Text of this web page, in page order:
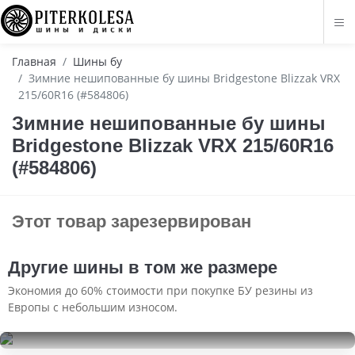
Главная
Шины бу
Зимние нешипованные бу шины Bridgestone Blizzak VRX
215/60R16 (#584806)
Зимние нешипованные бу шины
Bridgestone Blizzak VRX 215/60R16
(#584806)
Этот товар зарезервирован
Другие шины в том же размере
Экономия до 60% стоимости при покупке БУ резины из
Европы с небольшим износом.